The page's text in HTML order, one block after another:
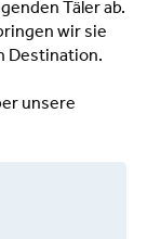
Täler ab.
wir sie
Destination.
unsere